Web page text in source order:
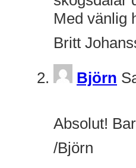
Med vänlig
Britt
Björn
Absolut!
/Björn